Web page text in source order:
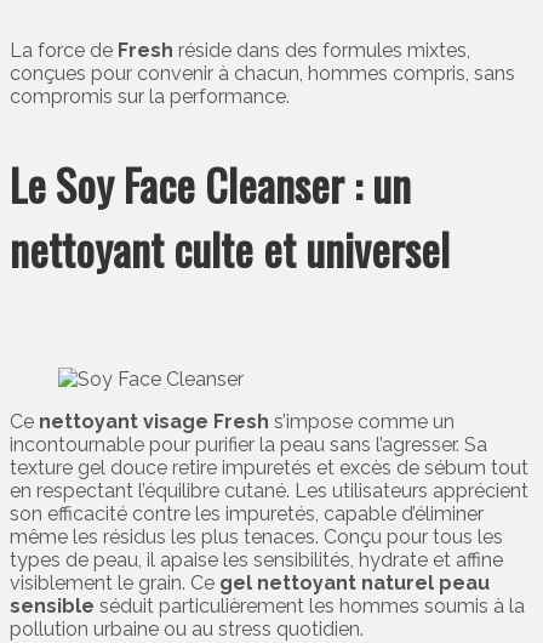
La force de Fresh réside dans des formules mixtes,
conçues pour convenir à chacun, hommes compris, sans
compromis sur la performance.
Le Soy Face Cleanser : un
nettoyant culte et universel
Ce nettoyant visage Fresh s’impose comme un
incontournable pour purifier la peau sans l’agresser. Sa
texture gel douce retire impuretés et excès de sébum tout
en respectant l’équilibre cutané. Les utilisateurs apprécient
son efficacité contre les impuretés, capable d’éliminer
même les résidus les plus tenaces. Conçu pour tous les
types de peau, il apaise les sensibilités, hydrate et affine
visiblement le grain. Ce gel nettoyant naturel peau
sensible séduit particulièrement les hommes soumis à la
pollution urbaine ou au stress quotidien.